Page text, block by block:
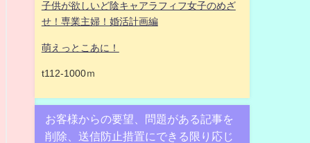
子供が欲しいど陰キャアラフィフ女子のめざ
せ！専業主婦！婚活計画編
萌えっとこあに！
t112-1000ｍ
お客様からの要望、問題がある記事を
削除、送信防止措置にできる限り応じ